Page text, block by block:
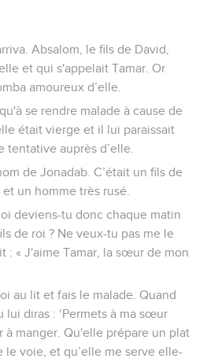
Absalom, le fils de David,
et qui s'appelait Tamar. Or
amoureux d’elle.
se rendre malade à cause de
était vierge et il lui paraissait
auprès d’elle.
de Jonadab. C’était un fils de
un homme très rusé.
deviens-tu donc chaque matin
de roi ? Ne veux-tu pas me le
: « J'aime Tamar, la sœur de mon
au lit et fais le malade. Quand
diras : ‘Permets à ma sœur
à manger. Qu'elle prépare un plat
le voie, et qu’elle me serve elle-